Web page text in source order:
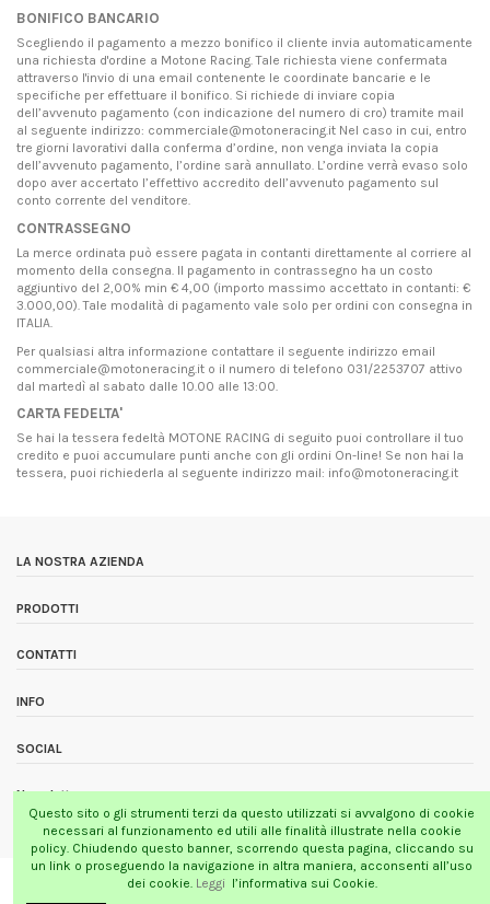
BONIFICO BANCARIO
Scegliendo il pagamento a mezzo bonifico il cliente invia automaticamente
una richiesta d'ordine a Motone Racing. Tale richiesta viene confermata
attraverso l'invio di una email contenente le coordinate bancarie e le
specifiche per effettuare il bonifico. Si richiede di inviare copia
dell’avvenuto pagamento (con indicazione del numero di cro) tramite mail
al seguente indirizzo: commerciale@motoneracing.it Nel caso in cui, entro
tre giorni lavorativi dalla conferma d’ordine, non venga inviata la copia
dell’avvenuto pagamento, l’ordine sarà annullato. L’ordine verrà evaso solo
dopo aver accertato l’effettivo accredito dell’avvenuto pagamento sul
conto corrente del venditore.
CONTRASSEGNO
La merce ordinata può essere pagata in contanti direttamente al corriere al
momento della consegna. Il pagamento in contrassegno ha un costo
aggiuntivo del 2,00% min € 4,00 (importo massimo accettato in contanti: €
3.000,00). Tale modalità di pagamento vale solo per ordini con consegna in
ITALIA.
Per qualsiasi altra informazione contattare il seguente indirizzo email
commerciale@motoneracing.it o il numero di telefono 031/2253707 attivo
dal martedì al sabato dalle 10.00 alle 13:00.
CARTA FEDELTA'
Se hai la tessera fedeltà MOTONE RACING di seguito puoi controllare il tuo
credito e puoi accumulare punti anche con gli ordini On-line! Se non hai la
tessera, puoi richiederla al seguente indirizzo mail: info@motoneracing.it
LA NOSTRA AZIENDA
PRODOTTI
CONTATTI
INFO
SOCIAL
Newsletter
MOTONE RACING
SELLLIFY.COM
Questo sito o gli strumenti terzi da questo utilizzati si avvalgono di cookie
necessari al funzionamento ed utili alle finalità illustrate nella cookie
policy. Chiudendo questo banner, scorrendo questa pagina, cliccando su
un link o proseguendo la navigazione in altra maniera, acconsenti all’uso
dei cookie. Leggi l’informativa sui Cookie.